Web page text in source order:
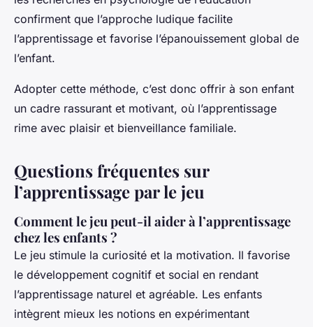
confirment que l’approche ludique facilite
l’apprentissage et favorise l’épanouissement global de
l’enfant.
Adopter cette méthode, c’est donc offrir à son enfant
un cadre rassurant et motivant, où l’apprentissage
rime avec plaisir et bienveillance familiale.
Questions fréquentes sur
l’apprentissage par le jeu
Comment le jeu peut-il aider à l’apprentissage
chez les enfants ?
Le jeu stimule la curiosité et la motivation. Il favorise
le développement cognitif et social en rendant
l’apprentissage naturel et agréable. Les enfants
intègrent mieux les notions en expérimentant